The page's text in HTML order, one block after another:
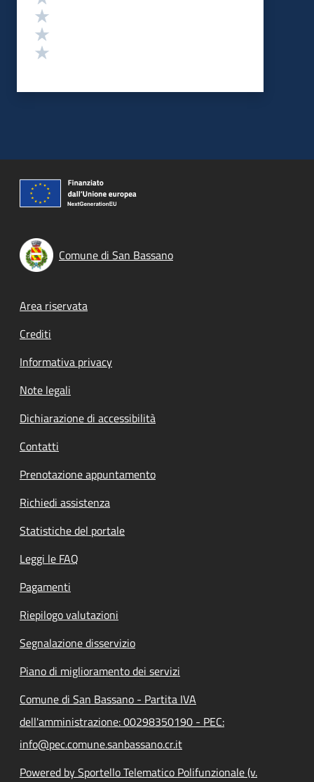
Comune di San Bassano
Footer menu
Area riservata
Crediti
Informativa privacy
Note legali
Dichiarazione di accessibilità
Contatti
Prenotazione appuntamento
Richiedi assistenza
Statistiche del portale
Leggi le FAQ
Pagamenti
Riepilogo valutazioni
Segnalazione disservizio
Piano di miglioramento dei servizi
Comune di San Bassano - Partita IVA
dell'amministrazione: 00298350190 - PEC:
info@pec.comune.sanbassano.cr.it
Powered by Sportello Telematico Polifunzionale (v.